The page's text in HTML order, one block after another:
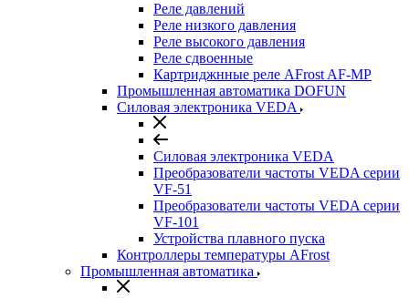
Реле давлений
Реле низкого давления
Реле высокого давления
Реле сдвоенные
Картриджнные реле AFrost AF-MP
Промышленная автоматика DOFUN
Силовая электроника VEDA
Силовая электроника VEDA
Преобразователи частоты VEDA серии
VF-51
Преобразователи частоты VEDA серии
VF-101
Устройства плавного пуска
Контроллеры температуры AFrost
Промышленная автоматика